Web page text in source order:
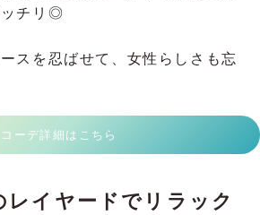
ッチリ◎
スを忍ばせて、女性らしさも忘
コーデ詳細はこちら
レイヤードでリラック